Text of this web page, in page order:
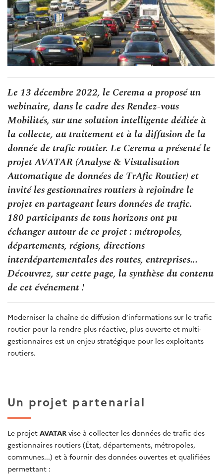
Le 13 décembre 2022, le Cerema a proposé un
webinaire, dans le cadre des Rendez-vous
Mobilités, sur une solution intelligente dédiée à
la collecte, au traitement et à la diffusion de la
donnée de trafic routier. Le Cerema a présenté le
projet AVATAR (Analyse & Visualisation
Automatique de données de TrAfic Routier) et
invité les gestionnaires routiers à rejoindre le
projet en partageant leurs données de trafic.
180 participants de tous horizons ont pu
échanger autour de ce projet : métropoles,
départements, régions, directions
interdépartementales des routes, entreprises...
Découvrez, sur cette page, la synthèse du contenu
de cet événement !
Moderniser la chaîne de diffusion d’informations sur le trafic
routier pour la rendre plus réactive, plus ouverte et multi-
gestionnaires est un enjeu stratégique pour les exploitants
routiers.
Un projet partenarial
Le projet AVATAR vise à collecter les données de trafic des
gestionnaires routiers (État, départements, métropoles,
communes...) et à fournir des données ouvertes et qualifiées
permettant :